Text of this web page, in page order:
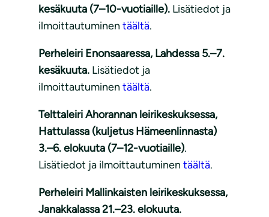
kesäkuuta (7–10-vuotiaille). Lisätiedot ja
ilmoittautuminen täältä.
Perheleiri Enonsaaressa, Lahdessa 5.–7.
kesäkuuta. Lisätiedot ja
ilmoittautuminen täältä.
Telttaleiri Ahorannan leirikeskuksessa,
Hattulassa (kuljetus Hämeenlinnasta)
3.–6. elokuuta (7–12-vuotiaille).
Lisätiedot ja ilmoittautuminen täältä.
Perheleiri Mallinkaisten leirikeskuksessa,
Janakkalassa 21.–23. elokuuta.